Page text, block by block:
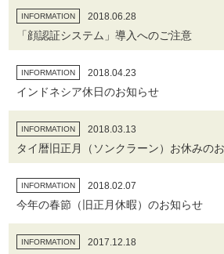
INFORMATION 2018.06.28
「顔認証システム」導入へのご注意
INFORMATION 2018.04.23
インドネシア休日のお知らせ
INFORMATION 2018.03.13
タイ暦旧正月（ソンクラーン）お休みの
INFORMATION 2018.02.07
今年の春節（旧正月休暇）のお知らせ
INFORMATION 2017.12.18